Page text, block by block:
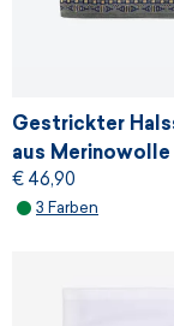
Gestrickter
aus Merinowolle
S42
€ 46,90
3 Farben